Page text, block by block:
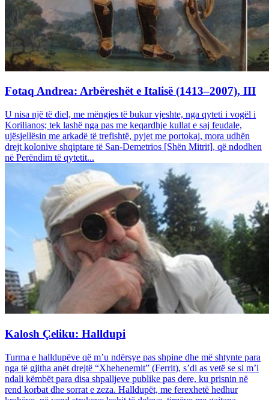
Fotaq Andrea: Arbëreshët e Italisë (1413–2007), III
U nisa një të diel, me mëngjes të bukur vjeshte, nga qyteti i vogël i
Korilianos; tek lashë nga pas me keqardhje kullat e saj feudale,
ujësjellësin me arkadë të trefishtë, pyjet me portokaj, mora udhën
drejt kolonive shqiptare të San-Demetrios [Shën Mitrit], që ndodhen
në Perëndim të qytetit...
Kalosh Çeliku: Halldupi
Turma e halldupëve që m’u ndërsye pas shpine dhe më shtynte para
nga të gjitha anët drejtë “Xhehenemit” (Ferrit), s’di as vetë se si m’i
ndali këmbët para disa shpalljeve publike pas dere, ku prisnin në
rend korbat dhe sorrat e zeza. Halldupët, me ferexhetë hedhur